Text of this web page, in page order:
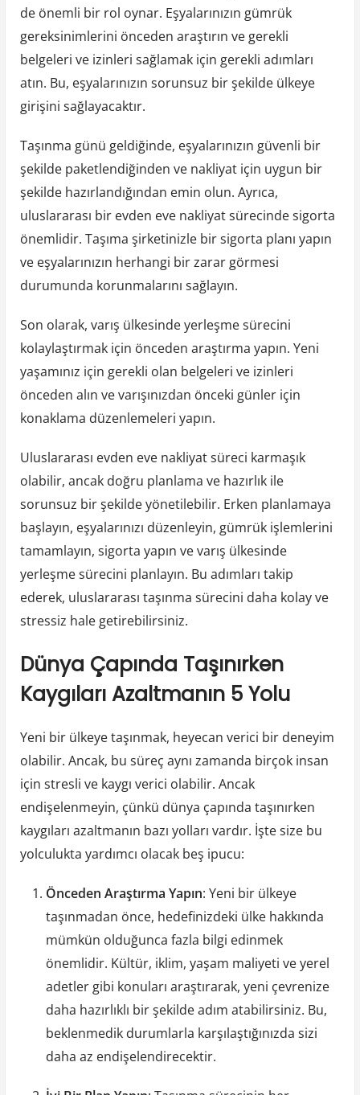
de önemli bir rol oynar. Eşyalarınızın gümrük
gereksinimlerini önceden araştırın ve gerekli
belgeleri ve izinleri sağlamak için gerekli adımları
atın. Bu, eşyalarınızın sorunsuz bir şekilde ülkeye
girişini sağlayacaktır.
Taşınma günü geldiğinde, eşyalarınızın güvenli bir
şekilde paketlendiğinden ve nakliyat için uygun bir
şekilde hazırlandığından emin olun. Ayrıca,
uluslararası bir evden eve nakliyat sürecinde sigorta
önemlidir. Taşıma şirketinizle bir sigorta planı yapın
ve eşyalarınızın herhangi bir zarar görmesi
durumunda korunmalarını sağlayın.
Son olarak, varış ülkesinde yerleşme sürecini
kolaylaştırmak için önceden araştırma yapın. Yeni
yaşamınız için gerekli olan belgeleri ve izinleri
önceden alın ve varışınızdan önceki günler için
konaklama düzenlemeleri yapın.
Uluslararası evden eve nakliyat süreci karmaşık
olabilir, ancak doğru planlama ve hazırlık ile
sorunsuz bir şekilde yönetilebilir. Erken planlamaya
başlayın, eşyalarınızı düzenleyin, gümrük işlemlerini
tamamlayın, sigorta yapın ve varış ülkesinde
yerleşme sürecini planlayın. Bu adımları takip
ederek, uluslararası taşınma sürecini daha kolay ve
stressiz hale getirebilirsiniz.
Dünya Çapında Taşınırken
Kaygıları Azaltmanın 5 Yolu
Yeni bir ülkeye taşınmak, heyecan verici bir deneyim
olabilir. Ancak, bu süreç aynı zamanda birçok insan
için stresli ve kaygı verici olabilir. Ancak
endişelenmeyin, çünkü dünya çapında taşınırken
kaygıları azaltmanın bazı yolları vardır. İşte size bu
yolculukta yardımcı olacak beş ipucu:
Önceden Araştırma Yapın: Yeni bir ülkeye
taşınmadan önce, hedefinizdeki ülke hakkında
mümkün olduğunca fazla bilgi edinmek
önemlidir. Kültür, iklim, yaşam maliyeti ve yerel
adetler gibi konuları araştırarak, yeni çevrenize
daha hazırlıklı bir şekilde adım atabilirsiniz. Bu,
beklenmedik durumlarla karşılaştığınızda sizi
daha az endişelendirecektir.